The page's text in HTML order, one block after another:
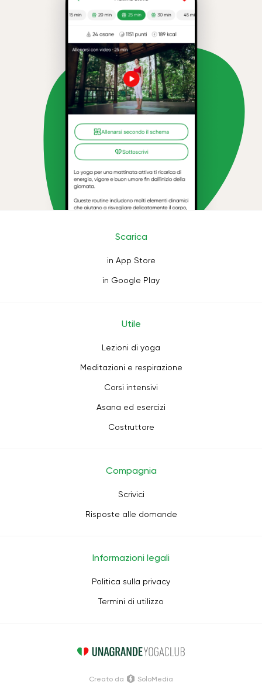
Scarica
in App Store
in Google Play
Utile
Lezioni di yoga
Meditazioni e respirazione
Corsi intensivi
Asana ed esercizi
Costruttore
Compagnia
Scrivici
Risposte alle domande
Informazioni legali
Politica sulla privacy
Termini di utilizzo
Creato da SoloMedia